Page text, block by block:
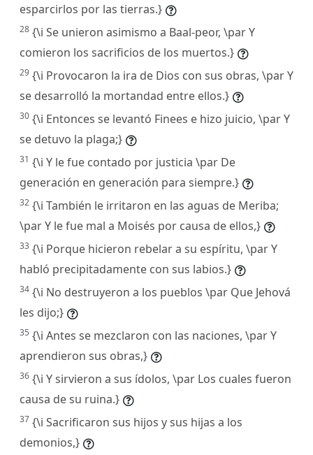
esparcirlos por las tierras.}
28 {\i Se unieron asimismo a Baal-peor, \par Y
comieron los sacrificios de los muertos.}
29 {\i Provocaron la ira de Dios con sus obras, \par Y
se desarrolló la mortandad entre ellos.}
30 {\i Entonces se levantó Finees e hizo juicio, \par Y
se detuvo la plaga;}
31 {\i Y le fue contado por justicia \par De
generación en generación para siempre.}
32 {\i También le irritaron en las aguas de Meriba;
\par Y le fue mal a Moisés por causa de ellos,}
33 {\i Porque hicieron rebelar a su espíritu, \par Y
habló precipitadamente con sus labios.}
34 {\i No destruyeron a los pueblos \par Que Jehová
les dijo;}
35 {\i Antes se mezclaron con las naciones, \par Y
aprendieron sus obras,}
36 {\i Y sirvieron a sus ídolos, \par Los cuales fueron
causa de su ruina.}
37 {\i Sacrificaron sus hijos y sus hijas a los
demonios,}